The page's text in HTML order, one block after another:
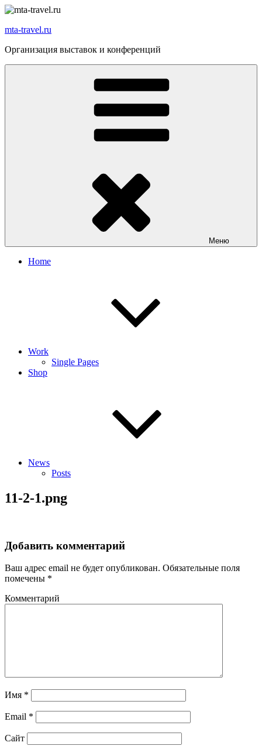
Перейти
содержимому
mta-travel.ru
Организация выставок и конференций
Меню
Home
Work
Single Pages
Shop
News
Posts
11-2-1.png
Добавить комментарий
Ваш адрес email не будет опубликован. Обязательные поля
помечены *
Комментарий
Имя *
Email *
Сайт